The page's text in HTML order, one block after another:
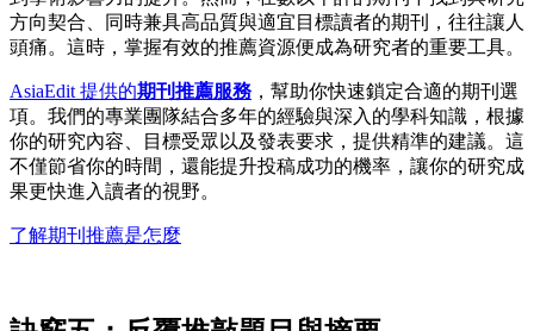
方向契合、同時兼具高品質與適宜目標讀者的期刊，往往讓人
頭痛。這時，掌握有效的推薦資源便成為研究者的重要工具。
AsiaEdit 提供的期刊推薦服務 ，幫助你快速鎖定合適的期刊選
項。我們的專業團隊結合多年的經驗與深入的學科知識，根據
你的研究內容、目標受眾以及發表要求，提供精準的建議。這
不僅節省你的時間，還能提升投稿成功的機率，讓你的研究成
果更快進入讀者的視野。
了解期刊推薦是怎麼